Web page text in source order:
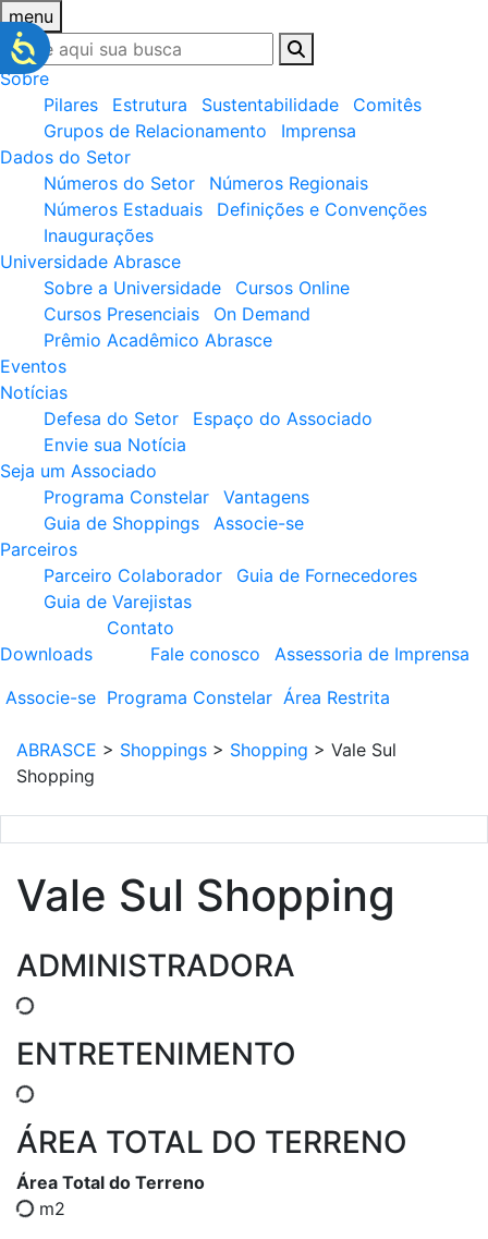
menu
Sobre
Pilares
Estrutura Sustentabilidade
Comitês
Grupos de Relacionamento
Imprensa
Dados do Setor
Números do Setor
Números Regionais
Números Estaduais
Definições e Convenções
Inaugurações
Universidade Abrasce
Sobre a Universidade
Cursos Online
Cursos Presenciais
On Demand
Prêmio Acadêmico Abrasce
Eventos
Notícias
Defesa do Setor
Espaço do Associado
Envie sua Notícia
Seja um Associado
Programa Constelar
Vantagens
Guia de Shoppings
Associe-se
Parceiros
Parceiro Colaborador
Guia de Fornecedores
Guia de Varejistas
Downloads
Contato
Fale conosco
Assessoria de Imprensa
Associe-se Programa Constelar Área Restrita
ABRASCE > Shoppings > Shopping > Vale Sul
Shopping
Vale Sul Shopping
ADMINISTRADORA
ENTRETENIMENTO
ÁREA TOTAL DO TERRENO
Área Total do Terreno
m2